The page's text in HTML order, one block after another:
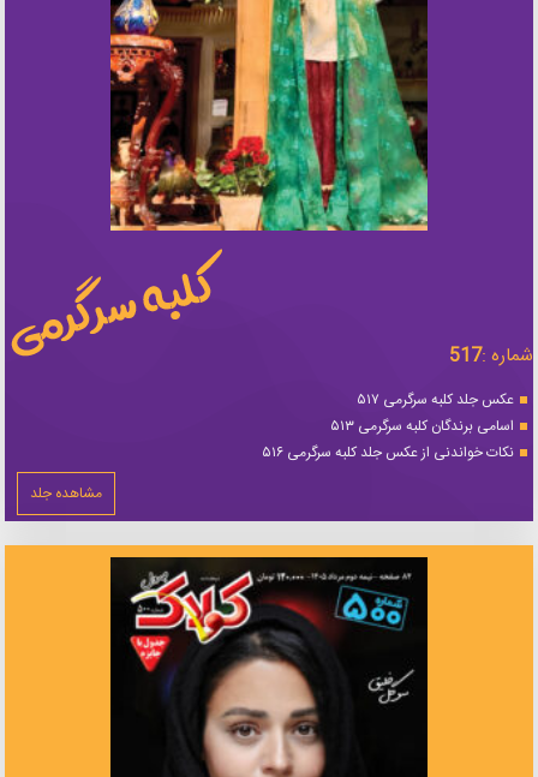
شماره :517
عکس جلد کلبه سرگرمی ۵۱۷
اسامی برندگان کلبه سرگرمی ۵۱۳
نکات خواندنی از عکس جلد کلبه سرگرمی ۵۱۶
مشاهده جلد